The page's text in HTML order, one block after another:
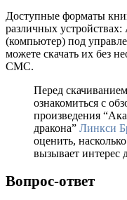
Доступные форматы
различных
(компьютер) под
можете скачать их без
СМС.
Перед
ознакомиться с
произведения
дракона” Линкси
оценить,
вызывает интерес
Вопрос-ответ